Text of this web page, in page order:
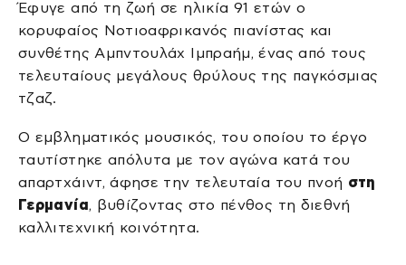
Έφυγε από τη ζωή σε ηλικία 91 ετών ο
κορυφαίος Νοτιοαφρικανός πιανίστας και
συνθέτης Αμπντουλάχ Ιμπραήμ, ένας από τους
τελευταίους μεγάλους θρύλους της παγκόσμιας
τζαζ.
Ο εμβληματικός μουσικός, του οποίου το έργο
ταυτίστηκε απόλυτα με τον αγώνα κατά του
απαρτχάιντ, άφησε την τελευταία του πνοή στη
Γερμανία, βυθίζοντας στο πένθος τη διεθνή
καλλιτεχνική κοινότητα.